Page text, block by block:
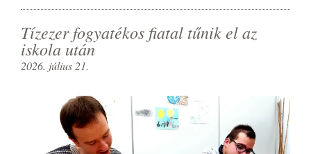
Tízezer fogyatékos fiatal tűnik el az
iskola után
2026. július 21.